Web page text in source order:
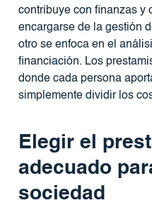
contribuye con finanzas y
encargarse de la gestión
otro se enfoca en el
financiación. Los
donde cada persona
simplemente dividir los
Elegir el
adecuado
sociedad